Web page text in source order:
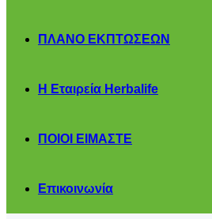
ΠΛΑΝΟ ΕΚΠΤΩΣΕΩΝ
Η Εταιρεία Herbalife
ΠΟΙΟΙ ΕΙΜΑΣΤΕ
Επικοινωνία